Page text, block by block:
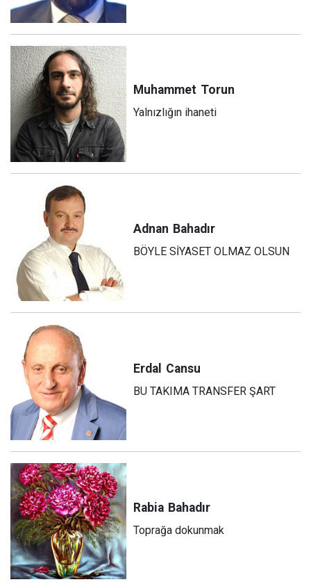
Muhammet Torun
Yalnızlığın ihaneti
Adnan Bahadır
BÖYLE SİYASET OLMAZ OLSUN
Erdal Cansu
BU TAKIMA TRANSFER ŞART
Rabia Bahadır
Toprağa dokunmak